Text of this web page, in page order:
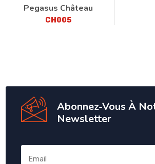
Pegasus Château
CH005
Abonnez-Vous À
Newsletter